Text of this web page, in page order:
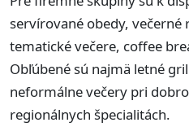
servírované obedy, večerné
tematické večere, coffee
Obľúbené sú najmä letné
neformálne večery pri
regionálnych špecialitách.